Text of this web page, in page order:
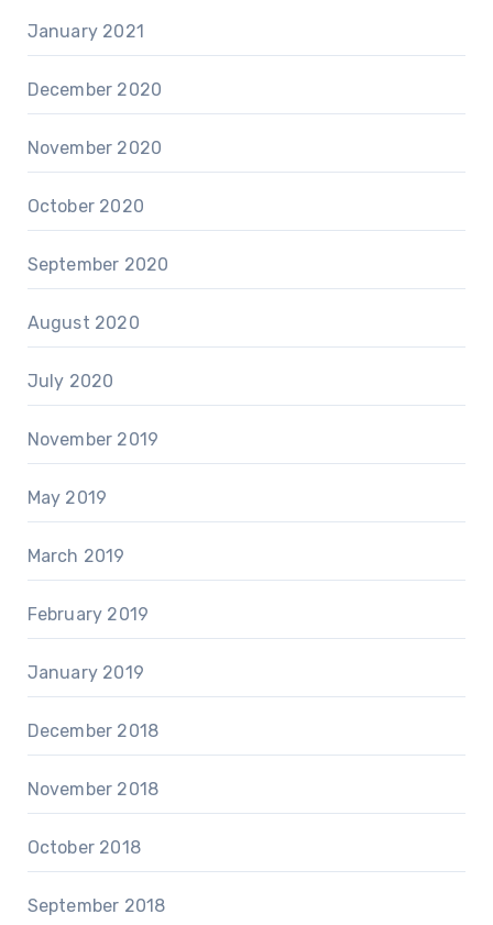
January 2021
December 2020
November 2020
October 2020
September 2020
August 2020
July 2020
November 2019
May 2019
March 2019
February 2019
January 2019
December 2018
November 2018
October 2018
September 2018